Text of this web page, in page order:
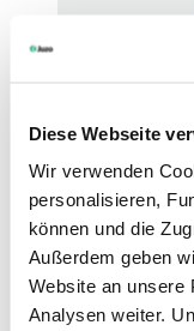
Diese Webseite
Wir verwenden
personalisieren,
können und die
Außerdem geben
Website an unsere
Analysen weiter.